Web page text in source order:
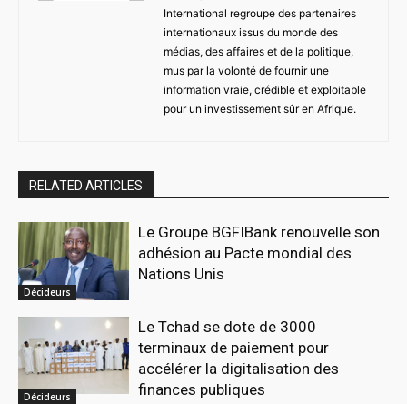
International regroupe des partenaires
internationaux issus du monde des
médias, des affaires et de la politique,
mus par la volonté de fournir une
information vraie, crédible et exploitable
pour un investissement sûr en Afrique.
RELATED ARTICLES
Décideurs
Le Groupe BGFIBank renouvelle son
adhésion au Pacte mondial des
Nations Unis
Décideurs
Le Tchad se dote de 3000
terminaux de paiement pour
accélérer la digitalisation des
finances publiques